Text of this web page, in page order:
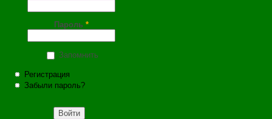
Пароль *
Запомнить
Регистрация
Забыли пароль?